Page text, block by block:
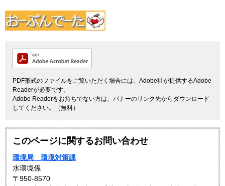
PDF形式のファイルをご覧いただく場合には、Adobe社が提供するAdobe
Readerが必要です。
Adobe Readerをお持ちでない方は、バナーのリンク先からダウンロード
してください。（無料）
このページに関するお問い合わせ
環境局 環境対策課
水環境係
〒950-8570